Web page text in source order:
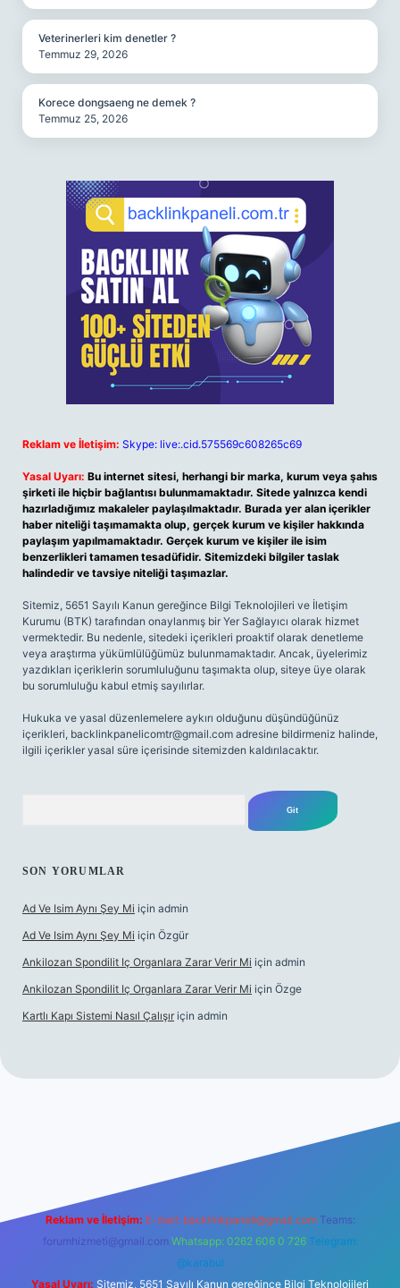
Veterinerleri kim denetler ?
Temmuz 29, 2026
Korece dongsaeng ne demek ?
Temmuz 25, 2026
Reklam ve İletişim: Skype: live:.cid.575569c608265c69
Yasal Uyarı: Bu internet sitesi, herhangi bir marka, kurum veya şahıs
şirketi ile hiçbir bağlantısı bulunmamaktadır. Sitede yalnızca kendi
hazırladığımız makaleler paylaşılmaktadır. Burada yer alan içerikler
haber niteliği taşımamakta olup, gerçek kurum ve kişiler hakkında
paylaşım yapılmamaktadır. Gerçek kurum ve kişiler ile isim
benzerlikleri tamamen tesadüfidir. Sitemizdeki bilgiler taslak
halindedir ve tavsiye niteliği taşımazlar.
Sitemiz, 5651 Sayılı Kanun gereğince Bilgi Teknolojileri ve İletişim
Kurumu (BTK) tarafından onaylanmış bir Yer Sağlayıcı olarak hizmet
vermektedir. Bu nedenle, sitedeki içerikleri proaktif olarak denetleme
veya araştırma yükümlülüğümüz bulunmamaktadır. Ancak, üyelerimiz
yazdıkları içeriklerin sorumluluğunu taşımakta olup, siteye üye olarak
bu sorumluluğu kabul etmiş sayılırlar.
Hukuka ve yasal düzenlemelere aykırı olduğunu düşündüğünüz
içerikleri, backlinkpanelicomtr@gmail.com adresine bildirmeniz halinde,
ilgili içerikler yasal süre içerisinde sitemizden kaldırılacaktır.
SON YORUMLAR
Ad Ve Isim Aynı Şey Mi için admin
Ad Ve Isim Aynı Şey Mi için Özgür
Ankilozan Spondilit Iç Organlara Zarar Verir Mi için admin
Ankilozan Spondilit Iç Organlara Zarar Verir Mi için Özge
Kartlı Kapı Sistemi Nasıl Çalışır için admin
Reklam ve İletişim: E-mail: backlinkpaneli@gmail.com Teams:
forumhizmeti@gmail.com Whatsapp: 0262 606 0 726 Telegram:
@karabul
Yasal Uyarı: Sitemiz, 5651 Sayılı Kanun gereğince Bilgi Teknolojileri